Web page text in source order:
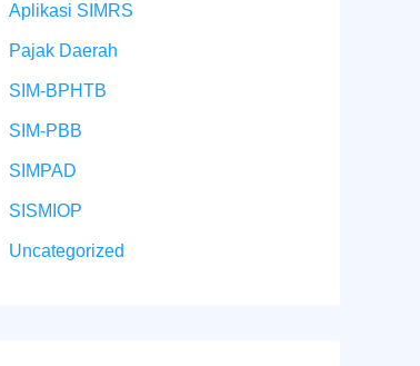
f
o
r
:
Aplikasi SIMRS
Pajak Daerah
SIM-BPHTB
SIM-PBB
SIMPAD
SISMIOP
Uncategorized